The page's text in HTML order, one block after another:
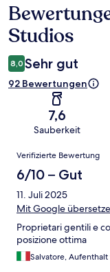
Studios
8,0 Sehr gut
92 Bewertungen
7,6
Sauberkeit
Bewertungen
Verifizierte Bewertung
6/10 – Gut
11. Juli 2025
Mit Google
Proprietari gentili e
posizione ottima
Salvatore,